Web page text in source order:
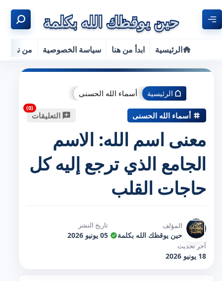
الرئيسية ابدأ من هنا سياسة الخصوصية من نحن
الرئيسية أسماء الله الحسنى
أسماء الله الحسنى التعليقات
معنى اسم الله: الاسم
الجامع الذي ترجع إليه كل
حاجات القلب
المؤلف
حين يوقظك الله بكلمة
تاريخ النشر
05 يونيو 2026
آخر تحديث
18 يونيو 2026